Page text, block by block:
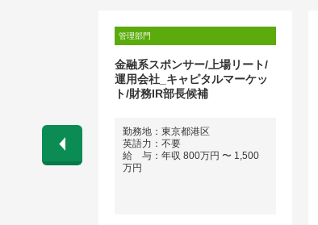
管理部門
金融系スポンサー/上場リート/
運用会社_キャピタルマーケッ
ト/財務IR部長候補
勤務地：東京都港区
英語力：不要
給 与：年収 800万円 〜 1,500
万円